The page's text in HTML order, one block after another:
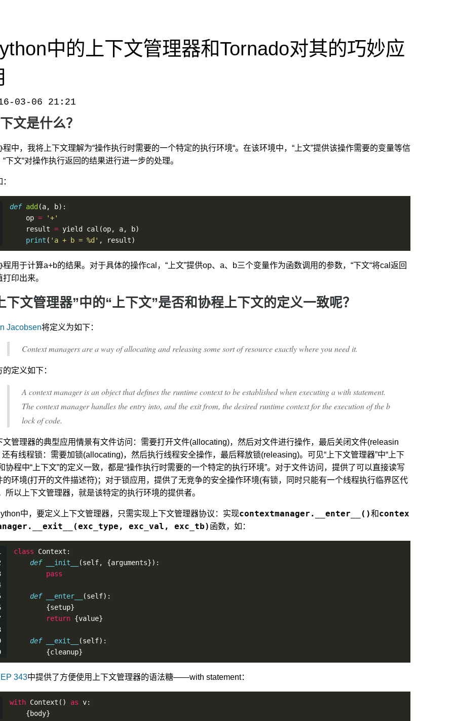
中的上下文管理器和Tornado对其的巧妙应
03-06 21:21
文是什么？
程中，我将上下文理解为“操作执行时需要的一个特定的执行环境“。在该环境中，“上文”提供该操作需要的变量等信
“下文“对操作执行返回的结果进行进一步的处理。
def add (a, b):
    op
=
'+'
    result
= yield cal (op, a, b)
print ( 'a + b = %d' , result)
程用于计算a+b的结果。对于具体的操作cal，“上文”提供op、a、b三个变量作为函数调用的参数，“下文“将cal返回
打印出来。
下文管理器”中的“上下文”是否和协程上下文的定义一致呢？
Jacobsen将定义为如下：
Context managers are a way of allocating and releasing some sort of resource exactly where you need it.
的定义如下：
A context manager is an object that defines the runtime context to be established when executing a with statement.
The context manager handles the entry into, and the exit from, the desired runtime context for the execution of the b
lock of code.
文管理器的典型应用情景有文件访问：需要打开文件(allocating)，然后对文件进行操作，最后关闭文件(releasin
还有线程锁：需要加锁(allocating)，然后执行线程安全操作，最后释放锁(releasing)。可见“上下文管理器”中“上下
协程中“上下文”的定义一致，都是“操作执行时需要的一个特定的执行环境”。对于文件访问，提供了可以直接读写
的环境(打开的文件描述符)；对于锁应用，提供了无竞争的安全操作环境(有锁，同时只能有一个线程执行临界区代
所以上下文管理器，就是该特定的执行环境的提供者。
中，要定义上下文管理器，只需实现上下文管理器协议：实现contextmanager.__enter__()和contex
exc_val, exc_tb) 函数，如：
class Context:
def
__init__ (self, {arguments}):
pass
def __enter__ (self):
        {setup}
return {value}
def __exit__ (self):
        {cleanup}
343中提供了方便使用上下文管理器的语法糖——with statement：
with Context () as v:
    {body}